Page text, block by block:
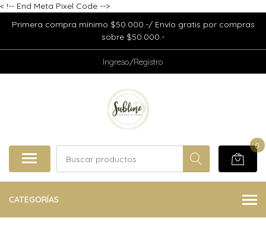
< !-- End Meta Pixel Code -->
Primera compra mínimo $50.000.-/ Envío gratis por compras
sobre $50.000.-
Ingreso/Registro
0
CATEGORÍAS